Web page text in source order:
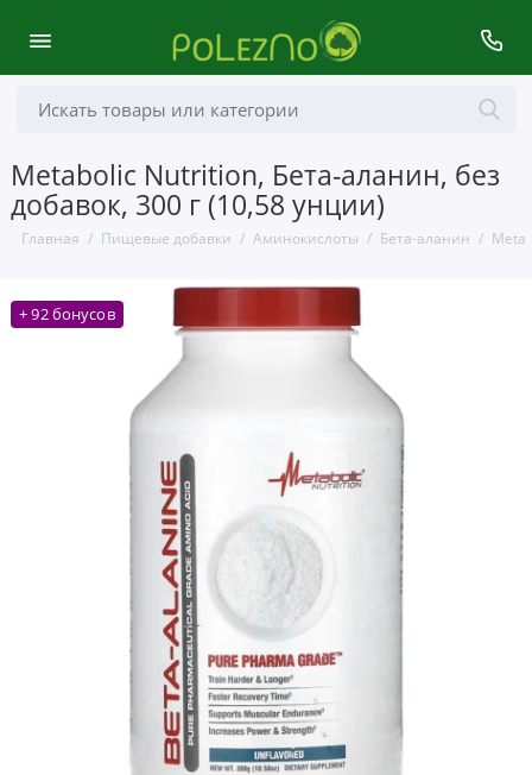
Metabolic Nutrition, Бета-аланин, без
добавок, 300 г (10,58 унции)
Главная Пищевые добавки Аминокислоты Бета-аланин
+ 92 бонусов